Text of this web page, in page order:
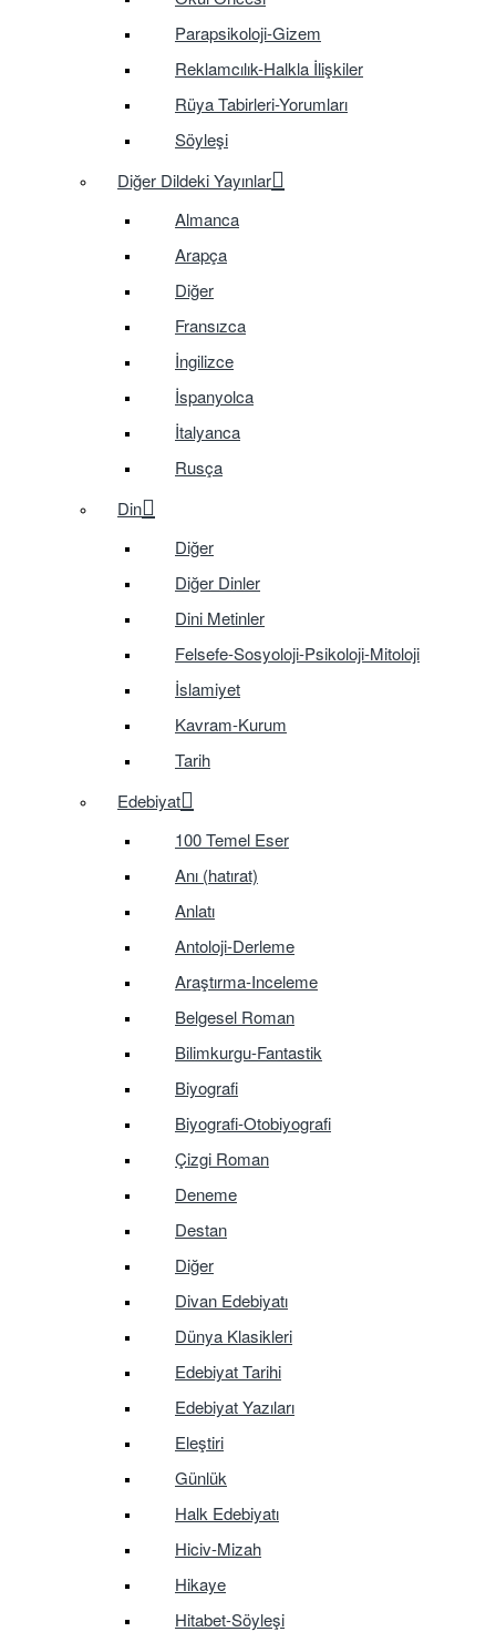
Parapsikoloji-Gizem
Reklamcılık-Halkla İlişkiler
Rüya Tabirleri-Yorumları
Söyleşi
Diğer Dildeki Yayınlar
Almanca
Arapça
Diğer
Fransızca
İngilizce
İspanyolca
İtalyanca
Rusça
Din
Diğer
Diğer Dinler
Dini Metinler
Felsefe-Sosyoloji-Psikoloji-Mitoloji
İslamiyet
Kavram-Kurum
Tarih
Edebiyat
100 Temel Eser
Anı (hatırat)
Anlatı
Antoloji-Derleme
Araştırma-Inceleme
Belgesel Roman
Bilimkurgu-Fantastik
Biyografi
Biyografi-Otobiyografi
Çizgi Roman
Deneme
Destan
Diğer
Divan Edebiyatı
Dünya Klasikleri
Edebiyat Tarihi
Edebiyat Yazıları
Eleştiri
Günlük
Halk Edebiyatı
Hiciv-Mizah
Hikaye
Hitabet-Söyleşi